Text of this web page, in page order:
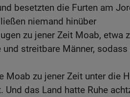
besetzten die Furten am
niemand hinüber
zu jener Zeit Moab, etwa
und streitbare Männer,
Moab zu jener Zeit unter die
Und das Land hatte Ruhe